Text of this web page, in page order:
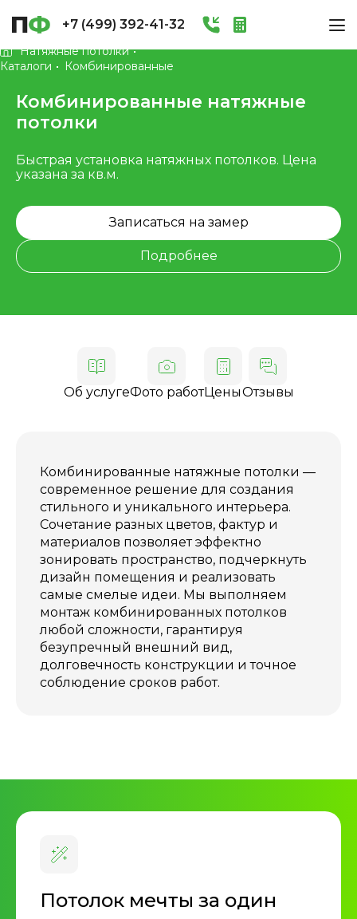
+7 (499) 392-41-32
Натяжные потолки
Каталоги
Комбинированные
Комбинированные натяжные
потолки
Быстрая установка натяжных потолков. Цена
указана за кв.м.
Записаться на замер
Подробнее
Об услугеФото работЦеныОтзывы
Комбинированные натяжные потолки —
современное решение для создания
стильного и уникального интерьера.
Сочетание разных цветов, фактур и
материалов позволяет эффектно
зонировать пространство, подчеркнуть
дизайн помещения и реализовать
самые смелые идеи. Мы выполняем
монтаж комбинированных потолков
любой сложности, гарантируя
безупречный внешний вид,
долговечность конструкции и точное
соблюдение сроков работ.
Потолок мечты за один